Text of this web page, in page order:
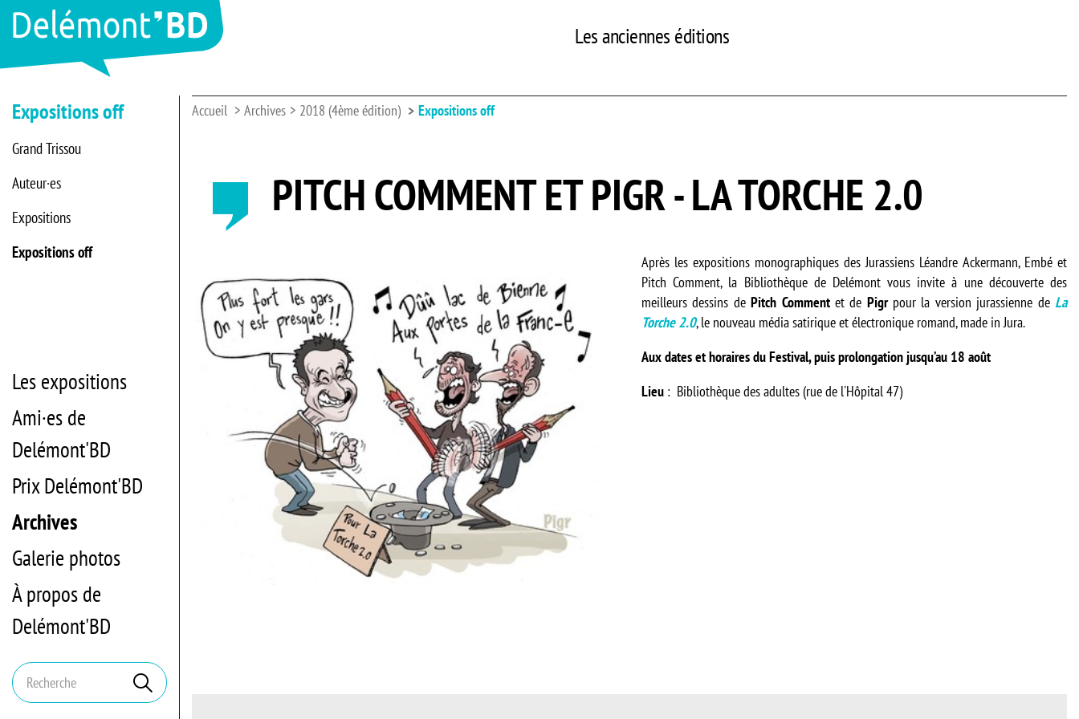
Les anciennes éditions
Expositions off
Grand Trissou
Auteur·es
Expositions
Expositions off
Les expositions
Ami·es de
Delémont'BD
Prix Delémont'BD
Archives
Galerie photos
À propos de
Delémont'BD
Mots
clés
Rechercher
Accueil Archives 2018 (4ème édition) Expositions off
PITCH COMMENT ET PIGR - LA TORCHE 2.0
Après les expositions monographiques des Jurassiens Léandre Ackermann, Embé et
Pitch Comment, la Bibliothèque de Delémont vous invite à une découverte des
meilleurs dessins dePitch Commentet de Pigrpour la version jurassienne de La
Torche 2.0, le nouveau média satirique et électronique romand, made in Jura.
Aux dates et horaires du Festival, puis prolongation jusqu’au 18 août
Lieu : Bibliothèque des adultes (rue de l'Hôpital 47)